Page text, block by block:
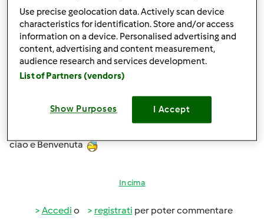
In cima
Accedio registratiper poter commentare
Antonella Morrone Iscritto : 25.02.2010
ciao e Benvenuta
In cima
Accedi o registrati per poter commentare
Use precise geolocation data. Actively scan device
characteristics for identification. Store and/or access
information on a device. Personalised advertising and
content, advertising and content measurement,
audience research and services development.
List of Partners (vendors)
Show Purposes I Accept